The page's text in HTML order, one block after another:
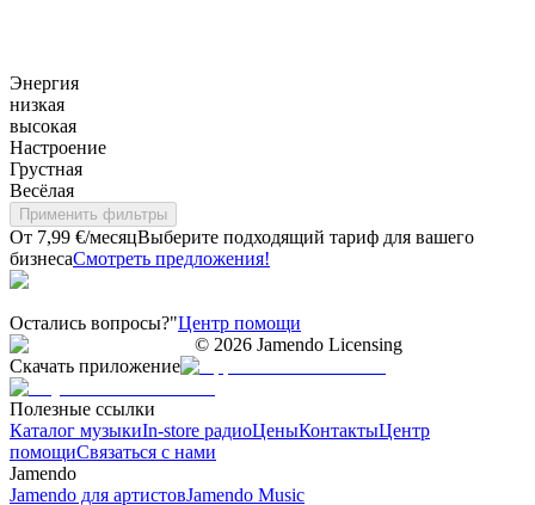
Энергия
низкая
высокая
Настроение
Грустная
Весёлая
Применить фильтры
От 7,99 €/месяцВыберите подходящий тариф для вашего
бизнесаСмотреть предложения!
Остались вопросы?"Центр помощи
© 2026 Jamendo Licensing
Скачать приложение
Полезные ссылки
Каталог музыкиIn-store радиоЦеныКонтактыЦентр
помощиСвязаться с нами
Jamendo
Jamendo для артистовJamendo Music